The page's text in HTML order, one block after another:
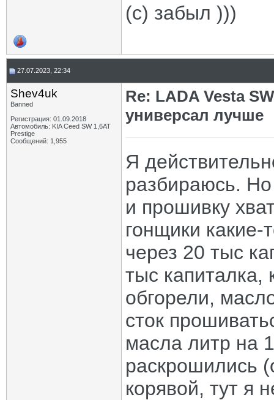
(с) забыл )))
27.07.2023, 22:34
Shev4uk
Banned
Регистрация: 01.09.2018
Автомобиль: KIA Ceed SW 1,6AT
Prestige
Сообщений: 1,955
Re: LADA Vesta
универсал лучше
Я
разбираюсь.
и прошивку
гонщики
через 20 тыс
тыс
обгорели,
сток
масла литр на
раскрошились
корявой, тут я